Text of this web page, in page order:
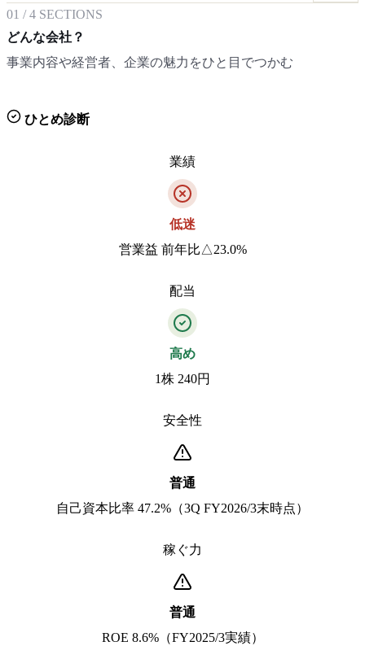
01 /4 SECTIONS
どんな会社？
事業内容や経営者、企業の魅力をひと目でつかむ
ひとめ診断
業績
低迷
営業益 前年比△23.0%
配当
高め
1株 240円
安全性
普通
自己資本比率 47.2%（3Q FY2026/3末時点）
稼ぐ力
普通
ROE 8.6%（FY2025/3実績）